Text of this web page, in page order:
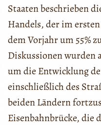
Staaten beschrieben
Handels, der im
dem Vorjahr um 55%
Diskussionen wurden
um die Entwicklung
einschließlich des
beiden Ländern
Eisenbahnbrücke, die